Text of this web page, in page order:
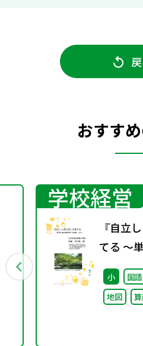
おすす
学校経営
『自立
てる ～
習への
小 国語
地図